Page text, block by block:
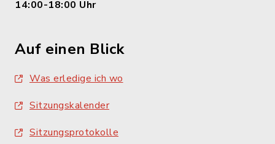
14:00-18:00 Uhr
Auf einen Blick
Was erledige ich wo
Sitzungskalender
Sitzungsprotokolle